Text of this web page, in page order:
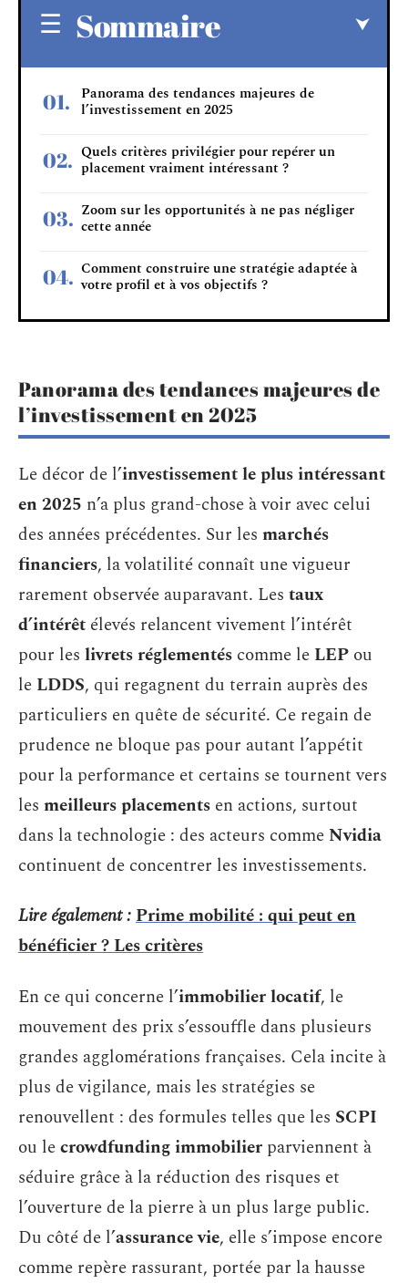
Sommaire
Panorama des tendances majeures de
l’investissement en 2025
Quels critères privilégier pour repérer un
placement vraiment intéressant ?
Zoom sur les opportunités à ne pas négliger
cette année
Comment construire une stratégie adaptée à
votre profil et à vos objectifs ?
Panorama des tendances majeures de
l’investissement en 2025
Le décor de l’investissement le plus intéressant
en 2025 n’a plus grand-chose à voir avec celui
des années précédentes. Sur les marchés
financiers, la volatilité connaît une vigueur
rarement observée auparavant. Les taux
d’intérêt élevés relancent vivement l’intérêt
pour les livrets réglementés comme le LEP ou
le LDDS, qui regagnent du terrain auprès des
particuliers en quête de sécurité. Ce regain de
prudence ne bloque pas pour autant l’appétit
pour la performance et certains se tournent vers
les meilleurs placements en actions, surtout
dans la technologie : des acteurs commeNvidia
continuent de concentrer les investissements.
Lire également :Prime mobilité : qui peut en
bénéficier ? Les critères
En ce qui concerne l’immobilier locatif, le
mouvement des prix s’essouffle dans plusieurs
grandes agglomérations françaises. Cela incite à
plus de vigilance, mais les stratégies se
renouvellent : des formules telles que les SCPI
ou lecrowdfunding immobilier parviennent à
séduire grâce à la réduction des risques et
l’ouverture de la pierre à un plus large public.
Du côté de l’assurance vie, elle s’impose encore
comme repère rassurant, portée par la hausse